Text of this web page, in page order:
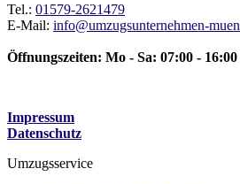
Tel.: 01579-2621479
E-Mail: info@umzugsunternehmen-
Öffnungszeiten: Mo - Sa: 07:00 -
Impressum
Datenschutz
Umzugsservice